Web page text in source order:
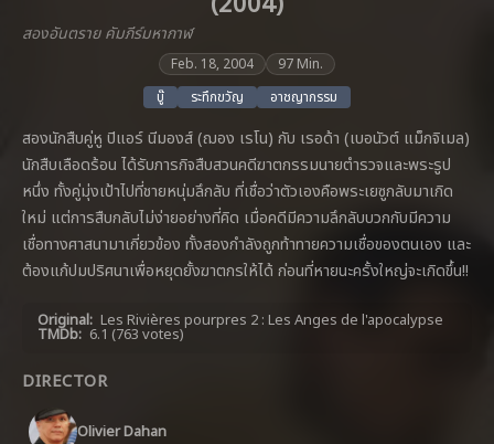
สองอันตราย คัมภีร์มหากาฬ
Feb. 18, 2004
97 Min.
บู๊
ระทึกขวัญ อาชญากรรม
สองนักสืบคู่หู ปิแอร์ นีมองส์ (ฌอง เรโน) กับ เรอด้า (เบอนัวต์ แม็กจิเมล)
นักสืบเลือดร้อน ได้รับภารกิจสืบสวนคดีฆาตกรรมนายตำรวจและพระรูป
หนึ่ง ทั้งคู่มุ่งเป้าไปที่ชายหนุ่มลึกลับ ที่เชื่อว่าตัวเองคือพระเยซูกลับมาเกิด
ใหม่ แต่การสืบกลับไม่ง่ายอย่างที่คิด เมื่อคดีมีความลึกลับบวกกับมีความ
เชื่อทางศาสนามาเกี่ยวข้อง ทั้งสองกำลังถูกท้าทายความเชื่อของตนเอง และ
ต้องแก้ปมปริศนาเพื่อหยุดยั้งฆาตกรให้ได้ ก่อนที่หายนะครั้งใหญ่จะเกิดขึ้น!!
Original: Les Rivières pourpres 2 : Les Anges de l'apocalypse
TMDb: 6.1 (763 votes)
DIRECTOR
Olivier Dahan